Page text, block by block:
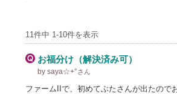
11件中 1-10件を表示
お福分け（解決済み可）
by saya☆+°さん
ファームIIで、初めてぶたさんが出たの